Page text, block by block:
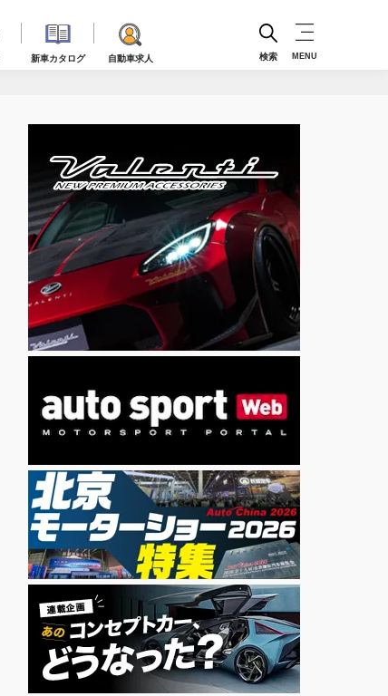
新車カタログ 自動車求人 検索 MENU